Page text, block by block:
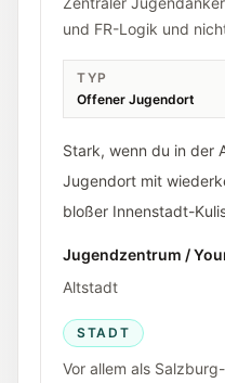
und FR-Logik und
TYP
Offener Jugendort
Stark, wenn du in der
Jugendort mit
bloßer Innenstadt-
Jugendzentrum /
Altstadt
STADT
Vor allem als